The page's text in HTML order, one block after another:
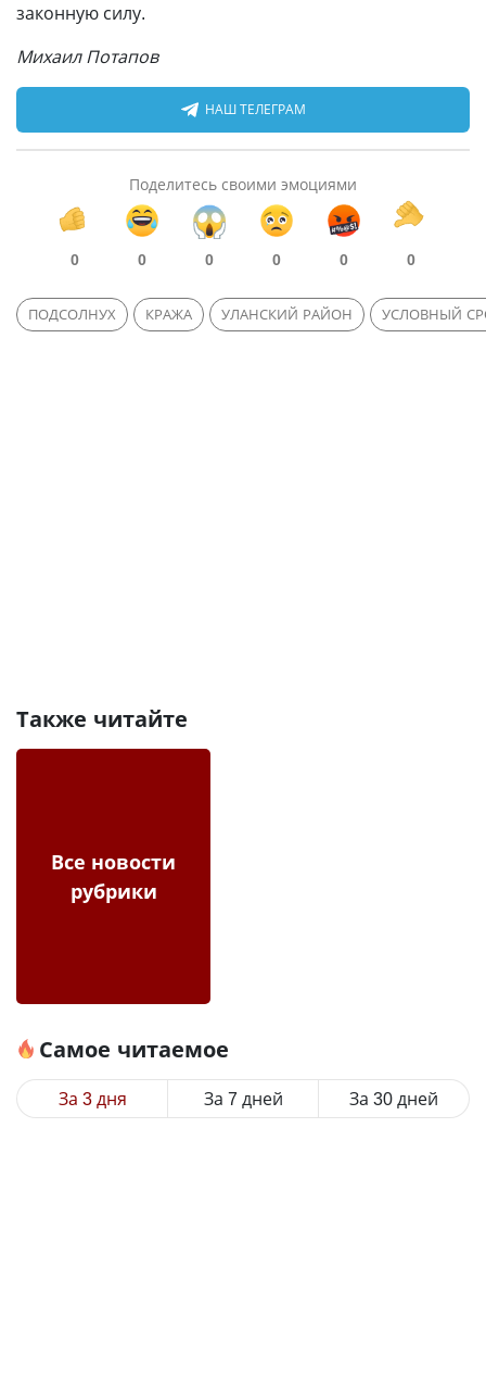
законную силу.
Михаил Потапов
НАШ ТЕЛЕГРАМ
Поделитесь своими эмоциями
0 0 0 0 0 0
ПОДСОЛНУХ КРАЖА УЛАНСКИЙ РАЙОН УСЛОВНЫЙ
Также читайте
Все новости
рубрики
Самое читаемое
За 3 дня За 7 дней За 30 дней